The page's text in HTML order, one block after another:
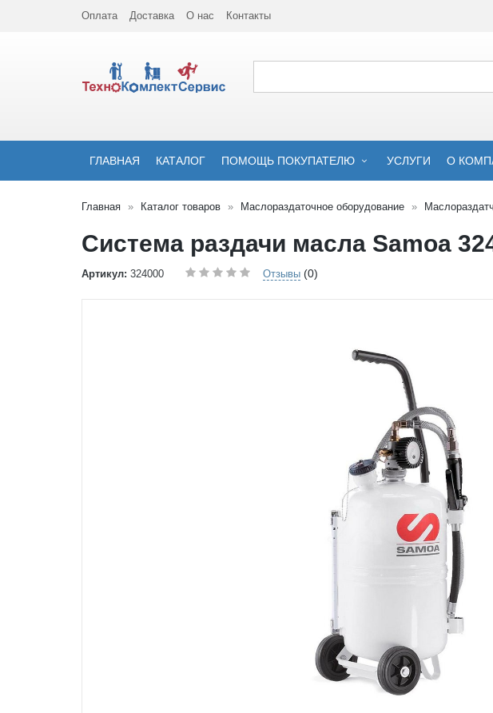
Оплата Доставка О нас Контакты
ГЛАВНАЯ КАТАЛОГ ПОМОЩЬ ПОКУПАТЕЛЮ УСЛУГИ О
Главная Каталог товаров Маслораздаточное оборудование
Система раздачи масла Samoa
Артикул: 324000 Отзывы (0)